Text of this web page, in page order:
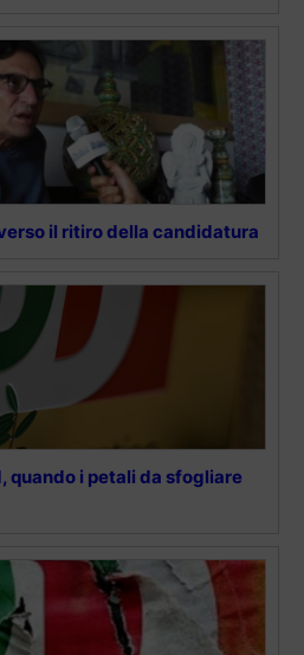
il ritiro della candidatura
quando i petali da sfogliare